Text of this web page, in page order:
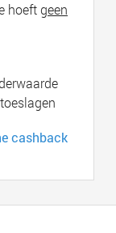
hoeft geen
cashback